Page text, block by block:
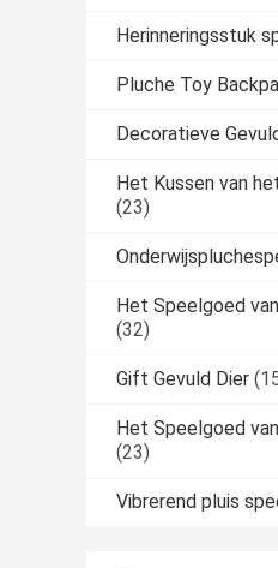
Herinneringsstuk
Pluche Toy
Decoratieve
Het Kussen van
(23)
Het Speelgoed
(32)
Gift Gevuld Dier
Het Speelgoed
(23)
Vibrerend pluis